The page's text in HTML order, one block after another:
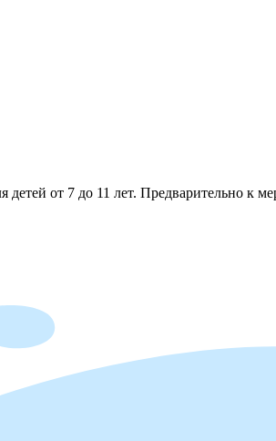
от 7 до 11 лет. Предварительно к